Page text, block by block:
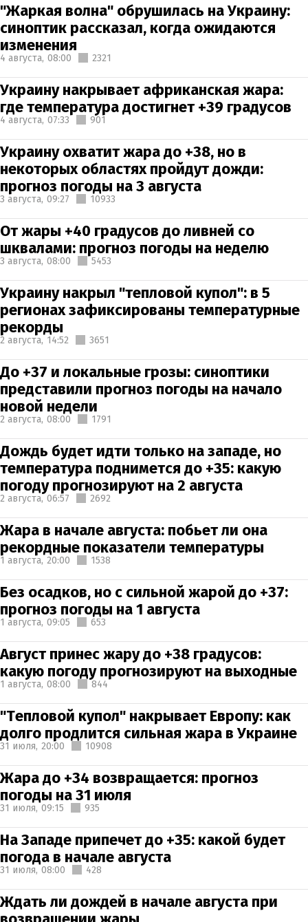
"Жаркая волна" обрушилась на Украину:
синоптик рассказал, когда ожидаются
изменения
4 августа, 08:00 2321
Украину накрывает африканская жара:
где температура достигнет +39 градусов
4 августа, 07:33 901
Украину охватит жара до +38, но в
некоторых областях пройдут дожди:
прогноз погоды на 3 августа
3 августа, 09:27 10933
От жары +40 градусов до ливней со
шквалами: прогноз погоды на неделю
3 августа, 08:00 5453
Украину накрыл "тепловой купол": в 5
регионах зафиксированы температурные
рекорды
2 августа, 14:52 3651
До +37 и локальные грозы: синоптики
представили прогноз погоды на начало
новой недели
2 августа, 08:00 1791
Дождь будет идти только на западе, но
температура поднимется до +35: какую
погоду прогнозируют на 2 августа
2 августа, 06:57 2692
Жара в начале августа: побьет ли она
рекордные показатели температуры
1 августа, 20:00 1538
Без осадков, но с сильной жарой до +37:
прогноз погоды на 1 августа
1 августа, 09:05 653
Август принес жару до +38 градусов:
какую погоду прогнозируют на выходные
1 августа, 08:00 844
"Тепловой купол" накрывает Европу: как
долго продлится сильная жара в Украине
31 июля, 20:00 10908
Жара до +34 возвращается: прогноз
погоды на 31 июля
31 июля, 09:15 935
На Западе припечет до +35: какой будет
погода в начале августа
31 июля, 08:00 428
Ждать ли дождей в начале августа при